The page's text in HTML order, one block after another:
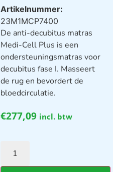
Artikelnummer:
23M1MCP7400
De anti-decubitus matras
Medi-Cell Plus is een
ondersteuningsmatras voor
decubitus fase I. Masseert
de rug en bevordert de
bloedcirculatie.
€277,09 incl. btw